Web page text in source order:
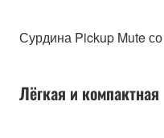
Сурдина Pickup Mute
Лёгкая и компактная